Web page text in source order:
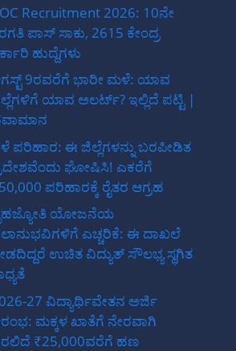
Recruitment 2026: 10ನೇ
ಪಾಸ್ ಸಾಕು, 2615 ಕೇಂದ್ರ
ಹುದ್ದೆಗಳು
9ರವರೆಗೆ ಭಾರೀ ಮಳೆ: ಯಾವ
ಯಾವ ಅಲರ್ಟ್? ಇಲ್ಲಿದೆ ಪಟ್ಟಿ |
ಪರಿಹಾರ: ಈ ಜಿಲ್ಲೆಗಳನ್ನು ಬರಪೀಡಿತ
ಘೋಷಿಸಿ! ಎಕರೆಗೆ
ಪರಿಹಾರಕ್ಕೆ ರೈತರ ಆಗ್ರಹ
ಯೋಜನೆಯ
ಎಚ್ಚರಿಕೆ: ಈ ದಾಖಲೆ
ಉಚಿತ ವಿದ್ಯುತ್ ಸೌಲಭ್ಯ ಸ್ಥಗಿತ
27 ವಿದ್ಯಾರ್ಥಿವೇತನ ಅರ್ಜಿ
ಮಕ್ಕಳ ಖಾತೆಗೆ ನೇರವಾಗಿ
₹25,000ವರೆಗೆ ಹಣ